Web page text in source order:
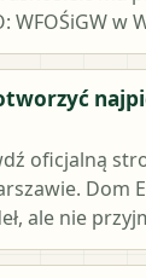
WFOŚiGW w
oficjalną
Dom
ale nie